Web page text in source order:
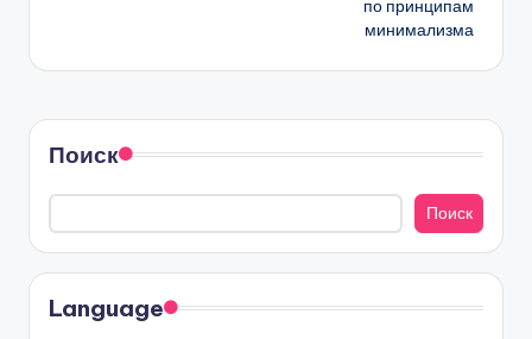
по принципам
минимализма
Поиск
Поиск
Language